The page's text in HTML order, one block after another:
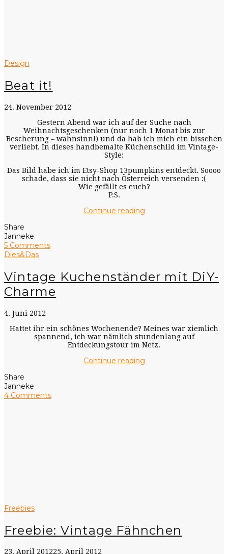
Design
Beat it!
24. November 2012
Gestern Abend war ich auf der Suche nach
Weihnachtsgeschenken (nur noch 1 Monat bis zur
Bescherung – wahnsinn!) und da hab ich mich ein bisschen
verliebt. In dieses handbemalte Küchenschild im Vintage-
Style:
Das Bild habe ich im Etsy-Shop 13pumpkins entdeckt. Soooo
schade, dass sie nicht nach Österreich versenden :(
Wie gefällt es euch?
P.S.
Continue reading
Share
Janneke
5 Comments
Dies&Das
Vintage Kuchenständer mit DiY-
Charme
4. Juni 2012
Hattet ihr ein schönes Wochenende? Meines war ziemlich
spannend, ich war nämlich stundenlang auf
Entdeckungstour im Netz.
Continue reading
Share
Janneke
4 Comments
Freebies
Freebie: Vintage Fähnchen
23. April 201225. April 2012